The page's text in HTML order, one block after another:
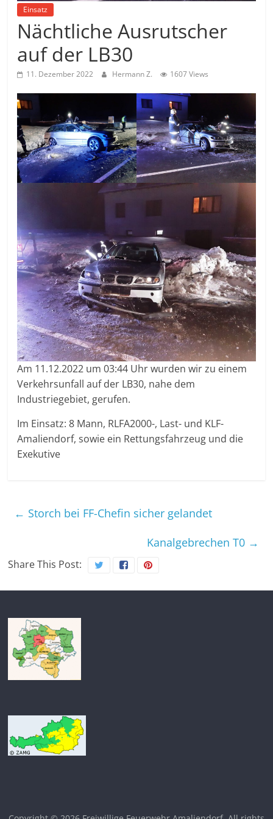
Einsatz
Nächtliche Ausrutscher
auf der LB30
11. Dezember 2022 Hermann Z. 1607 Views
Am 11.12.2022 um 03:44 Uhr wurden wir zu einem
Verkehrsunfall auf der LB30, nahe dem
Industriegebiet, gerufen.
Im Einsatz: 8 Mann, RLFA2000-, Last- und KLF-
Amaliendorf, sowie ein Rettungsfahrzeug und die
Exekutive
← Storch bei FF-Chefin sicher gelandet
Kanalgebrechen T0 →
Share This Post: